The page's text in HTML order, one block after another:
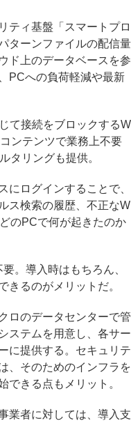
ティ基盤「スマートプロ
ターンファイルの配信量
ド上のデータベースを参
PCへの負荷軽減や最新
て接続をブロックするW
ンテンツで業務上不要
タリングも提供。
ログインすることで、
ス検索の履歴、不正なW
のPCで何が起きたのか
。導入時はもちろん、
きるのがメリットだ。
ロのデータセンターで管
ステムを用意し、各サー
に提供する。セキュリテ
、そのためのインフラを
できる点もメリット。
業者に対しては、導入支